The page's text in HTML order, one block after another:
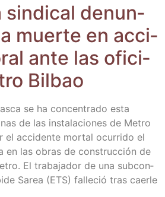
sin­di­cal denun­
muer­te en acci­
ante las ofi­ci­
Bilbao
se ha con­cen­tra­do esta
de las ins­ta­la­cio­nes de Metro
el acci­den­te mor­tal ocu­rri­do el
en las obras de cons­truc­ción de
El tra­ba­ja­dor de una sub­con­
Sarea (ETS) falle­ció tras caer­le